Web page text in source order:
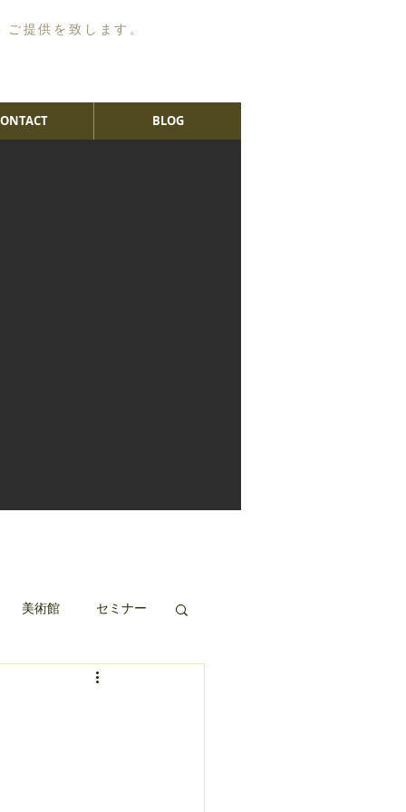
提供を致します。
BLOG
美術館 セミナー